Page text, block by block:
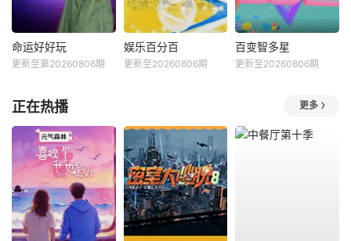
命运好好玩
更新至第20260806期
娱乐百分百
更新至20260806期
百变智多星
更新至20260806期
正在热播 更多